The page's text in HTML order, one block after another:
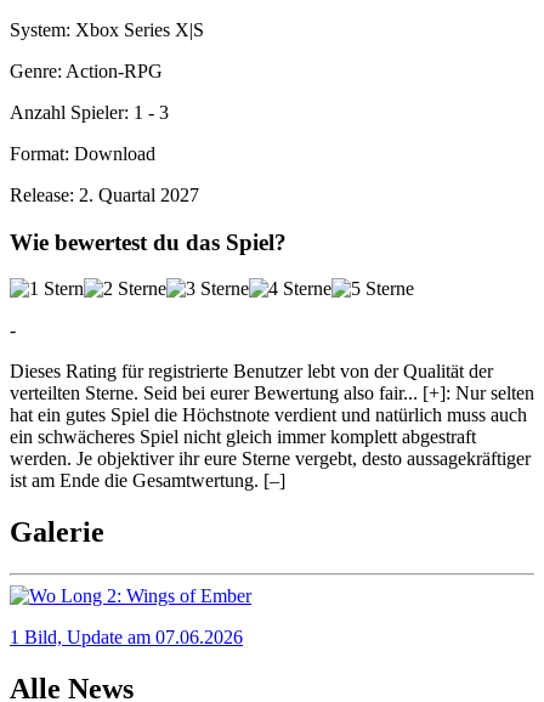
System: Xbox Series X|S
Genre: Action-RPG
Anzahl Spieler: 1 - 3
Format: Download
Release: 2. Quartal 2027
Wie bewertest du das Spiel?
-
Dieses Rating für registrierte Benutzer lebt von der Qualität der
verteilten Sterne. Seid bei eurer Bewertung also fair... [+]: Nur selten
hat ein gutes Spiel die Höchstnote verdient und natürlich muss auch
ein schwächeres Spiel nicht gleich immer komplett abgestraft
werden. Je objektiver ihr eure Sterne vergebt, desto aussagekräftiger
ist am Ende die Gesamtwertung. [–]
Galerie
1 Bild, Update am 07.06.2026
Alle News